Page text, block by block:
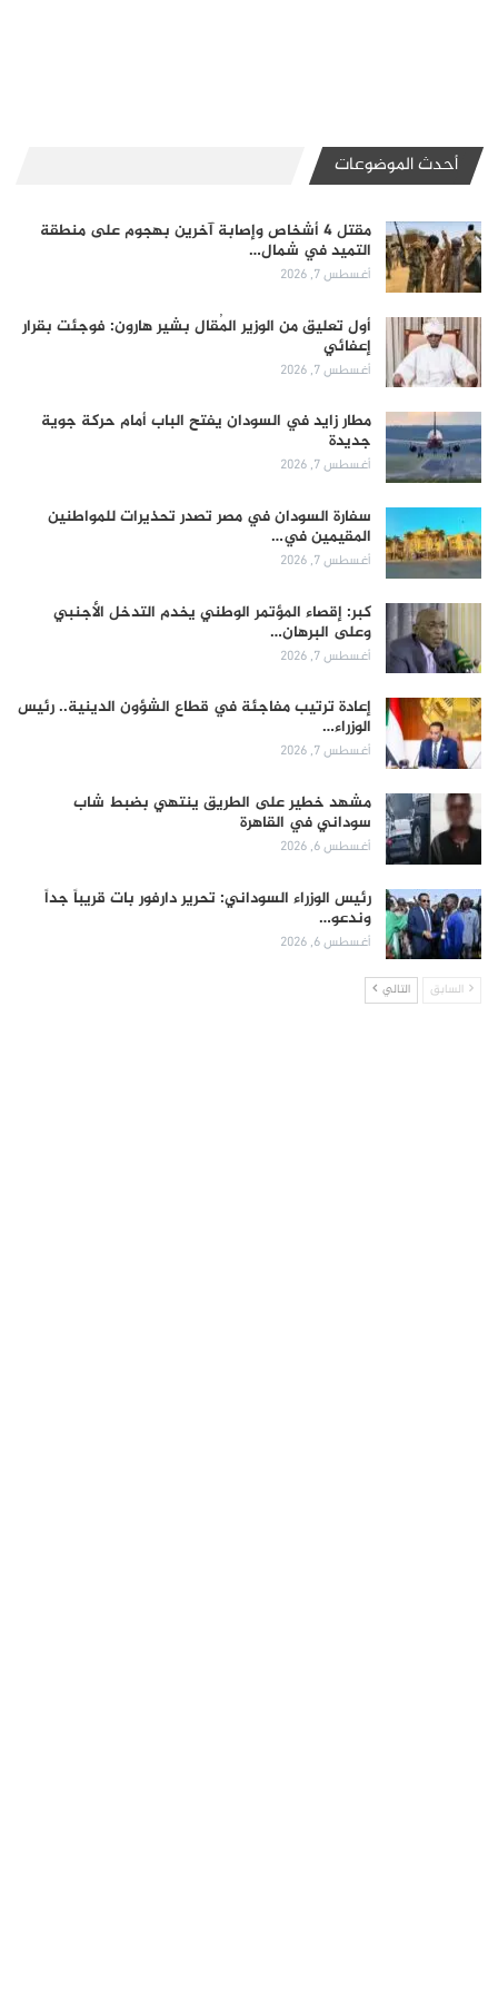
أحدث الموضوعات
مقتل 4 أشخاص وإصابة آخرين بهجوم على منطقة
التميد في شمال…
أغسطس 7, 2026
أول تعليق من الوزير المُقال بشير هارون: فوجئت بقرار
إعفائي
أغسطس 7, 2026
مطار زايد في السودان يفتح الباب أمام حركة جوية
جديدة
أغسطس 7, 2026
سفارة السودان في مصر تصدر تحذيرات للمواطنين
المقيمين في…
أغسطس 7, 2026
كبر: إقصاء المؤتمر الوطني يخدم التدخل الأجنبي
وعلى البرهان…
أغسطس 7, 2026
إعادة ترتيب مفاجئة في قطاع الشؤون الدينية.. رئيس
الوزراء…
أغسطس 7, 2026
مشهد خطير على الطريق ينتهي بضبط شاب
سوداني في القاهرة
أغسطس 6, 2026
رئيس الوزراء السوداني: تحرير دارفور بات قريباً جداً
وندعو…
أغسطس 6, 2026
السابق التالي